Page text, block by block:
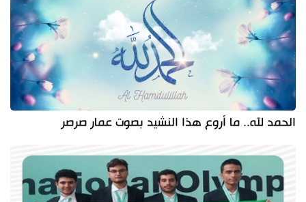
الحمد لله.. ما أروع هذا النشيد بصوت عمار صرصر